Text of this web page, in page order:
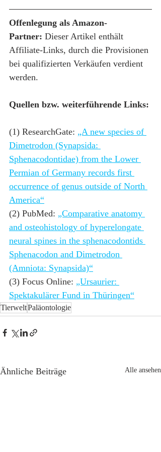
Offenlegung als Amazon-
Partner: Dieser Artikel enthält
Affiliate-Links, durch die Provisionen
bei qualifizierten Verkäufen verdient
werden.
Quellen bzw. weiterführende Links:
(1) ResearchGate: „A new species of
Dimetrodon (Synapsida:
Sphenacodontidae) from the Lower
Permian of Germany records first
occurrence of genus outside of North
America“
(2) PubMed: „Comparative anatomy
and osteohistology of hyperelongate
neural spines in the sphenacodontids
Sphenacodon and Dimetrodon
(Amniota: Synapsida)“
(3) Focus Online: „Ursaurier:
Spektakulärer Fund in Thüringen“
TierweltPaläontologie
Ähnliche Beiträge Alle ansehen